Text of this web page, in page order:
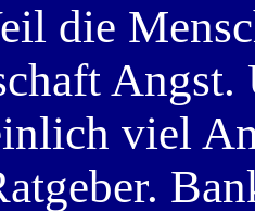
die
Angst.
viel